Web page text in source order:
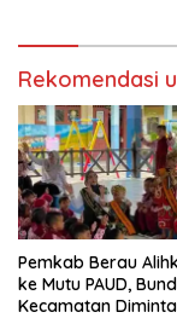
Rekomendasi
Pemkab Berau
ke Mutu PAUD,
Kecamatan